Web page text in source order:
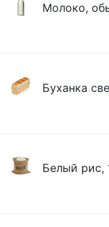
Молоко,
Буханка
Белый рис,